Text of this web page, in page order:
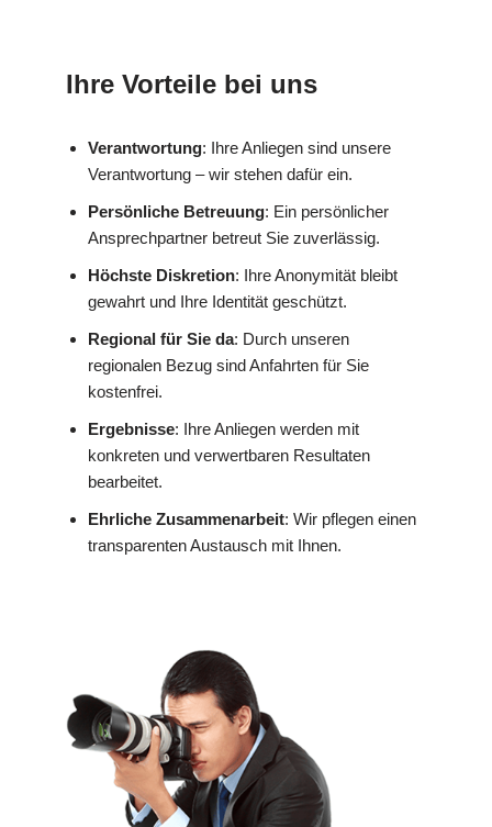
Ihre Vorteile bei uns
Verantwortung: Ihre Anliegen sind unsere
Verantwortung – wir stehen dafür ein.
Persönliche Betreuung: Ein persönlicher
Ansprechpartner betreut Sie zuverlässig.
Höchste Diskretion: Ihre Anonymität bleibt
gewahrt und Ihre Identität geschützt.
Regional für Sie da: Durch unseren
regionalen Bezug sind Anfahrten für Sie
kostenfrei.
Ergebnisse: Ihre Anliegen werden mit
konkreten und verwertbaren Resultaten
bearbeitet.
Ehrliche Zusammenarbeit: Wir pflegen einen
transparenten Austausch mit Ihnen.